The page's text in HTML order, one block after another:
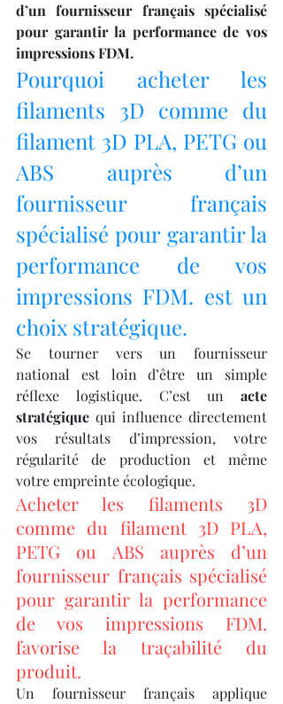
d’un fournisseur français spécialisé
pour garantir la performance de vos
impressions FDM.
Pourquoi acheter les
filaments 3D comme du
filament 3D PLA, PETG ou
ABS auprès d’un
fournisseur français
spécialisé pour garantir la
performance de vos
impressions FDM. est un
choix stratégique.
Se tourner vers un fournisseur
national est loin d’être un simple
réflexe logistique. C’est un acte
stratégique qui influence directement
vos résultats d’impression, votre
régularité de production et même
votre empreinte écologique.
Acheter les filaments 3D
comme du filament 3D PLA,
PETG ou ABS auprès d’un
fournisseur français spécialisé
pour garantir la performance
de vos impressions FDM.
favorise la traçabilité du
produit.
Un fournisseur français applique